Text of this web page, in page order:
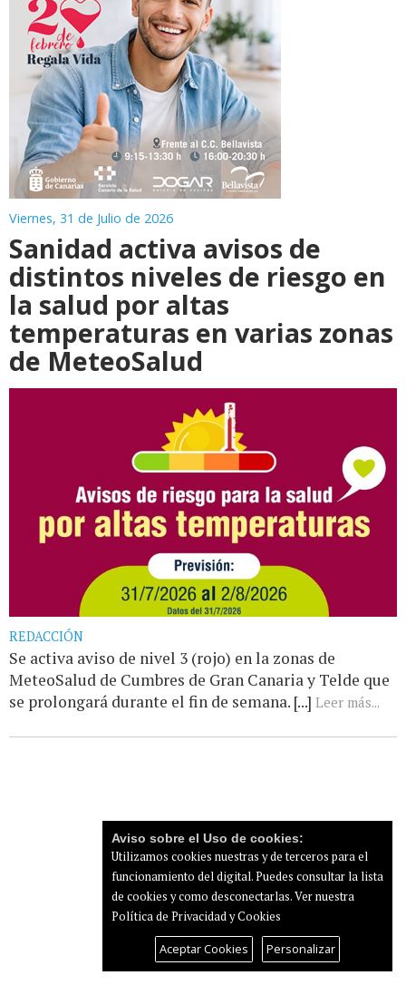
Viernes, 31 de Julio de 2026
Sanidad activa avisos de
distintos niveles de riesgo en
la salud por altas
temperaturas en varias zonas
de MeteoSalud
REDACCIÓN
Se activa aviso de nivel 3 (rojo) en la zonas de
MeteoSalud de Cumbres de Gran Canaria y Telde que
se prolongará durante el fin de semana. [...] Leer más...
Aviso sobre el Uso de cookies:
Utilizamos cookies nuestras y de terceros para el
funcionamiento del digital. Puedes consultar la lista
de cookies y como desconectarlas.Ver nuestra
Política de Privacidad y Cookies
Aceptar Cookies Personalizar